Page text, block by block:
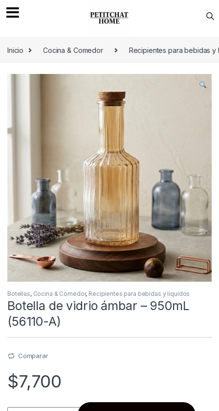
Inicio
Cocina & Comedor Recipientes para bebidas y
Botellas, Cocina & Comedor, Recipientes para bebidas y líquidos
Botella de vidrio ámbar – 950mL
(56110-A)
Comparar
$7,700